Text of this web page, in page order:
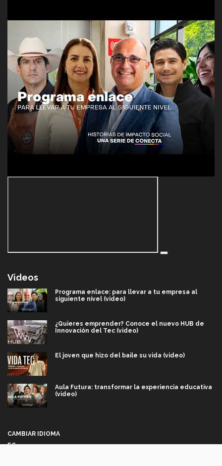
Videos
Programa enlace: para llevar a tu empresa al
siguiente nivel (video)
¿Quieres emprender? Conoce el nuevo HUB de
Innovación del Tec (video)
El joven que hizo del baile su vida (video)
Aula Futura: transformar la experiencia educativa
(video)
CAMBIAR IDIOMA
ES